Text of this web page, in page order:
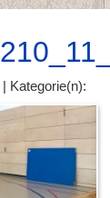
Kategorie(n):